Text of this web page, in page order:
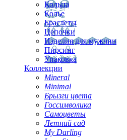
Кольца
Колье
Браслеты
Цепочки
Изделия для мужчин
Пирсинг
Упаковка
Коллекции
Mineral
Minimal
Брызги цвета
Госсимволика
Самоцветы
Летний сад
My Darling